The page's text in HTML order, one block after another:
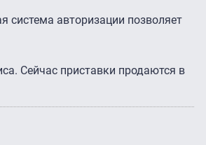
система авторизации позволяет
Сейчас приставки продаются в